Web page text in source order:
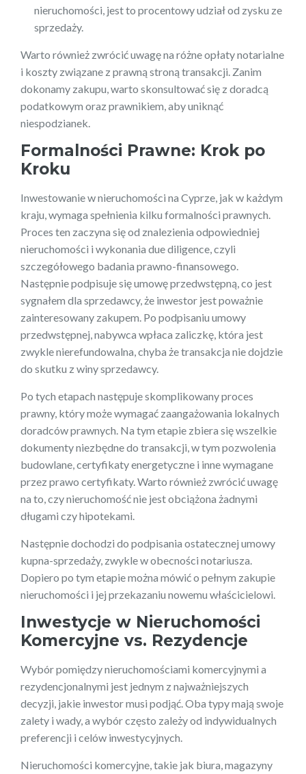
nieruchomości, jest to procentowy udział od zysku ze
sprzedaży.
Warto również zwrócić uwagę na różne opłaty notarialne
i koszty związane z prawną stroną transakcji. Zanim
dokonamy zakupu, warto skonsultować się z doradcą
podatkowym oraz prawnikiem, aby uniknąć
niespodzianek.
Formalności Prawne: Krok po
Kroku
Inwestowanie w nieruchomości na Cyprze, jak w każdym
kraju, wymaga spełnienia kilku formalności prawnych.
Proces ten zaczyna się od znalezienia odpowiedniej
nieruchomości i wykonania due diligence, czyli
szczegółowego badania prawno-finansowego.
Następnie podpisuje się umowę przedwstępną, co jest
sygnałem dla sprzedawcy, że inwestor jest poważnie
zainteresowany zakupem. Po podpisaniu umowy
przedwstępnej, nabywca wpłaca zaliczkę, która jest
zwykle nierefundowalna, chyba że transakcja nie dojdzie
do skutku z winy sprzedawcy.
Po tych etapach następuje skomplikowany proces
prawny, który może wymagać zaangażowania lokalnych
doradców prawnych. Na tym etapie zbiera się wszelkie
dokumenty niezbędne do transakcji, w tym pozwolenia
budowlane, certyfikaty energetyczne i inne wymagane
przez prawo certyfikaty. Warto również zwrócić uwagę
na to, czy nieruchomość nie jest obciążona żadnymi
długami czy hipotekami.
Następnie dochodzi do podpisania ostatecznej umowy
kupna-sprzedaży, zwykle w obecności notariusza.
Dopiero po tym etapie można mówić o pełnym zakupie
nieruchomości i jej przekazaniu nowemu właścicielowi.
Inwestycje w Nieruchomości
Komercyjne vs. Rezydencje
Wybór pomiędzy nieruchomościami komercyjnymi a
rezydencjonalnymi jest jednym z najważniejszych
decyzji, jakie inwestor musi podjąć. Oba typy mają swoje
zalety i wady, a wybór często zależy od indywidualnych
preferencji i celów inwestycyjnych.
Nieruchomości komercyjne, takie jak biura, magazyny